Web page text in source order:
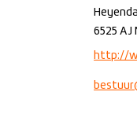
6525 AJ
http://